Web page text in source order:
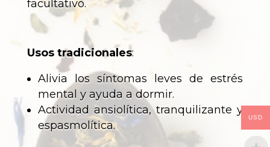
facultativo.
Usos tradicionales:
Alivia los síntomas leves de estrés
mental y ayuda a dormir.
Actividad ansiolítica, tranquilizante y
espasmolítica.
USD